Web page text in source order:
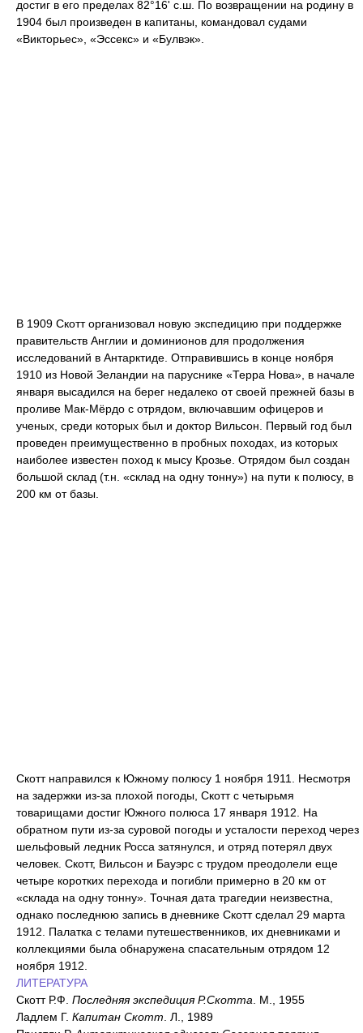
достиг в его пределах 82°16' с.ш. По возвращении на родину в
1904 был произведен в капитаны, командовал судами
«Викторьес», «Эссекс» и «Булвэк».
В 1909 Скотт организовал новую экспедицию при поддержке
правительств Англии и доминионов для продолжения
исследований в Антарктиде. Отправившись в конце ноября
1910 из Новой Зеландии на паруснике «Терра Нова», в начале
января высадился на берег недалеко от своей прежней базы в
проливе Мак-Мёрдо с отрядом, включавшим офицеров и
ученых, среди которых был и доктор Вильсон. Первый год был
проведен преимущественно в пробных походах, из которых
наиболее известен поход к мысу Крозье. Отрядом был создан
большой склад (т.н. «склад на одну тонну») на пути к полюсу, в
200 км от базы.
Скотт направился к Южному полюсу 1 ноября 1911. Несмотря
на задержки из-за плохой погоды, Скотт с четырьмя
товарищами достиг Южного полюса 17 января 1912. На
обратном пути из-за суровой погоды и усталости переход через
шельфовый ледник Росса затянулся, и отряд потерял двух
человек. Скотт, Вильсон и Бауэрс с трудом преодолели еще
четыре коротких перехода и погибли примерно в 20 км от
«склада на одну тонну». Точная дата трагедии неизвестна,
однако последнюю запись в дневнике Скотт сделал 29 марта
1912. Палатка с телами путешественников, их дневниками и
коллекциями была обнаружена спасательным отрядом 12
ноября 1912.
ЛИТЕРАТУРА
Скотт Р.Ф. Последняя экспедиция Р.Скотта . М., 1955
Ладлем Г. Капитан Скотт . Л., 1989